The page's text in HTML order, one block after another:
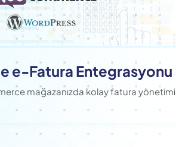
e-Fatura Entegrasyonu
mağazanızda kolay fatura yönetimi.